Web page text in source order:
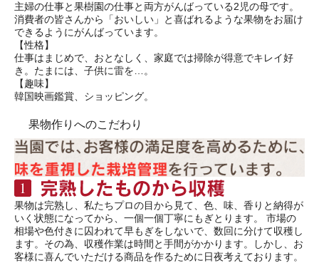
主婦の仕事と果樹園の仕事と両方がんばっている2児の母です。
消費者の皆さんから「おいしい」と喜ばれるような果物をお届け
できるようにがんばっています。
【性格】
仕事はまじめで、おとなしく、家庭では掃除が得意でキレイ好
き。たまには、子供に雷を…。
【趣味】
韓国映画鑑賞、ショッピング。
果物作りへのこだわり
果物は完熟し、私たちプロの目から見て、色、味、香りと納得が
いく状態になってから、一個一個丁寧にもぎとります。 市場の
相場や色付きに囚われて早もぎをしないで、数回に分けて収穫し
ます。その為、収穫作業は時間と手間がかかります。しかし、お
客様に喜んでいただける商品を作るために日夜考えております。